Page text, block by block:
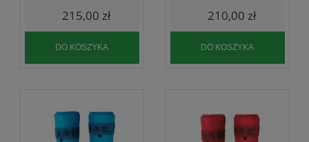
215,00 zł
DO KOSZYKA
210,00 zł
DO KOSZYKA